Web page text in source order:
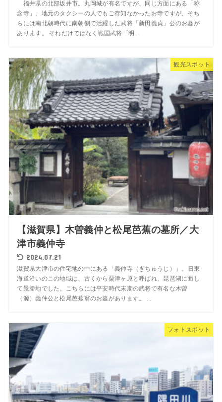
福井県の北部坂井市。丸岡城が有名ですが、同じ方面にある「称
念寺」。地元のタクシーの人でもご存知なかったお寺ですが、そち
らには南北朝時代に南朝側で活躍した武将「新田義貞」公のお墓が
あります。 それだけではなく戦国武将「明...
観光スポット
【滋賀県】木曽義仲と松尾芭蕉の墓所／大
津市義仲寺
2024.07.21
滋賀県大津市の住宅地の中にある「義仲寺（ぎちゅうじ）」。旧東
海道沿いのこの地域は、古くから粟津ヶ原と呼ばれ、琵琶湖に面し
て景勝地でした。こちらには平安時代末期の武将で有名な木曽
（源）義仲公と松尾芭蕉翁のお墓があります。 ...
フォトスポット